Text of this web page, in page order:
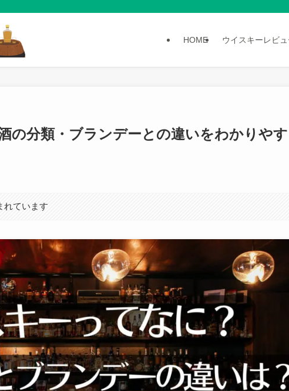
HOME ウイスキーレビ
の分類・ブランデーとの違いをわかりや
れています